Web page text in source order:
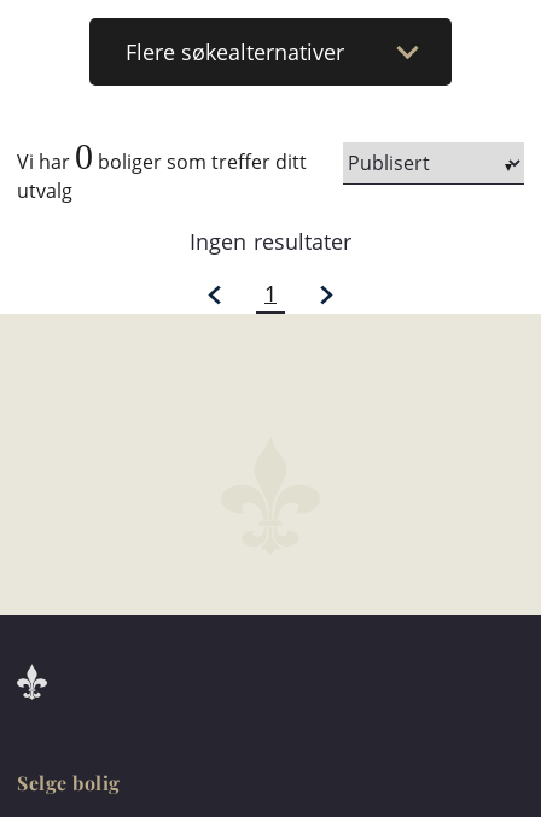
Flere søkealternativer
Vi har 0 boliger som treffer ditt
utvalg
Ingen resultater
1
Selge bolig